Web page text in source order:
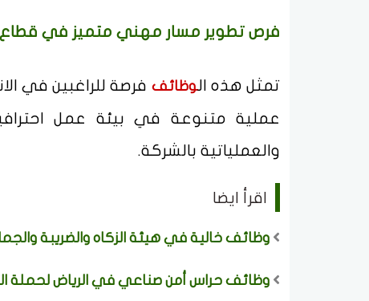
فرص تطوير مسار مهني متميز في قطاع
تمثل هذه الوظائف فرصة للراغبين في
عملية متنوعة في بيئة عمل
والعملياتية بالشركة.
اقرأ ايضا
وظائف خالية في هيئة الزكاه والضريبة
وظائف حراس أمن صناعي في الرياض لحملة